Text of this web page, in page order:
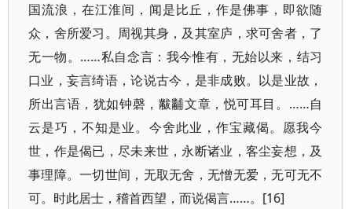
国流浪，在江淮间，闻是比丘，作是佛事，即欲随
众，舍所爱习。周视其身，及其室庐，求可舍者，了
无一物。……私自念言：我今惟有，无始以来，结习
口业，妄言绮语，论说古今，是非成败。以是业故，
所出言语，犹如钟磬，黻黼文章，悦可耳目。……自
云是巧，不知是业。今舍此业，作宝藏偈。愿我今
世，作是偈已，尽未来世，永断诸业，客尘妄想，及
事理障。一切世间，无取无舍，无憎无爱，无可无不
可。时此居士，稽首西望，而说偈言……。[16]